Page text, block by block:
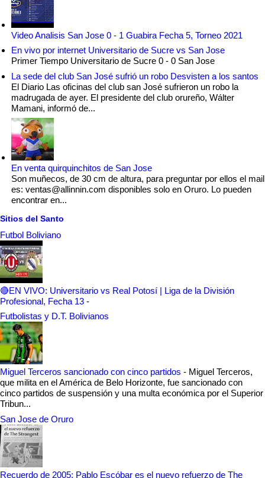
Video Analisis San Jose 0 - 1 Guabira Fecha 5, Torneo 2021
En vivo por internet Universitario de Sucre vs San Jose
Primer Tiempo Universitario de Sucre 0 - 0 San Jose
La sede del club San José sufrió un robo Desvisten a los santos
El Diario Las oficinas del club san José sufrieron un robo la
madrugada de ayer. El presidente del club orureño, Wálter
Mamani, informó de...
En venta quirquinchitos de San Jose
Son muñecos, de 30 cm de altura, para preguntar por ellos el mail
es: ventas@allinnin.com disponibles solo en Oruro. Lo pueden
encontrar en...
Sitios del Santo
Futbol Boliviano
🔴EN VIVO: Universitario vs Real Potosí | Liga de la División
Profesional, Fecha 13 -
Futbolistas y D.T. Bolivianos
Miguel Terceros sancionado con cinco partidos - Miguel Terceros,
que milita en el América de Belo Horizonte, fue sancionado con
cinco partidos de suspensión y una multa económica por el Superior
Tribun...
San Jose de Oruro
Recuerdo de 2005: Pablo Escóbar es el nuevo refuerzo de The